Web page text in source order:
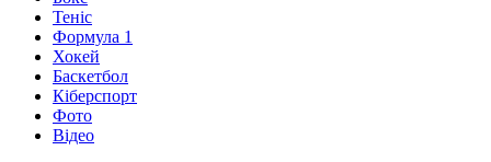
Теніс
Формула 1
Хокей
Баскетбол
Кіберспорт
Фото
Відео